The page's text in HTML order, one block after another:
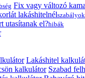
Fix vagy változó
lakáshitelnélszabályok
utasítanak el?hibák
Lakáshitel
kalkulátor Szabad